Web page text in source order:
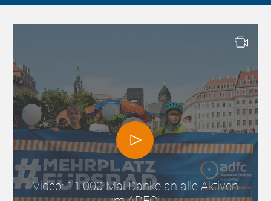
Video: 11.000 Mal Danke an alle Aktiven